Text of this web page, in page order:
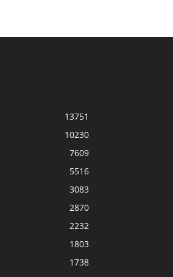
13751
10230
7609
5516
3083
2870
2232
1803
1738